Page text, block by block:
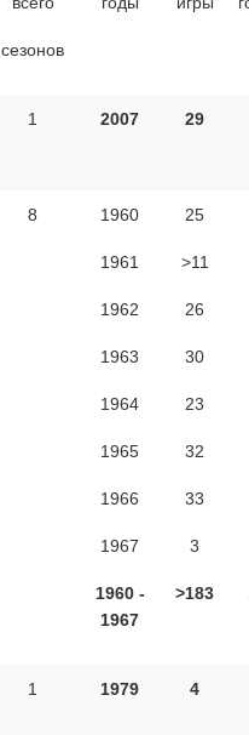
сезонов
1 2007 29
8 1960
1961
1962
1963
1964
1965
1966
1967
1960 -
1967
25
>11
26
30
23
32
33
3
>183
1 1979 4